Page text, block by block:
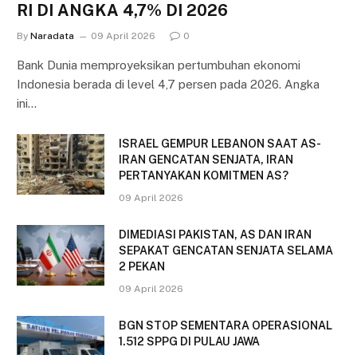
RI DI ANGKA 4,7% DI 2026
By Naradata 09 April 2026 0
Bank Dunia memproyeksikan pertumbuhan ekonomi
Indonesia berada di level 4,7 persen pada 2026. Angka
ini…
ISRAEL GEMPUR LEBANON SAAT AS-
IRAN GENCATAN SENJATA, IRAN
PERTANYAKAN KOMITMEN AS?
09 April 2026
DIMEDIASI PAKISTAN, AS DAN IRAN
SEPAKAT GENCATAN SENJATA SELAMA
2 PEKAN
09 April 2026
BGN STOP SEMENTARA OPERASIONAL
1.512 SPPG DI PULAU JAWA